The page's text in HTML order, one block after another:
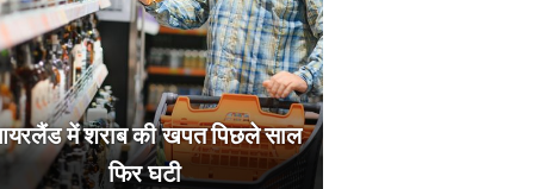
में शराब की खपत पिछले साल
फिर घटी